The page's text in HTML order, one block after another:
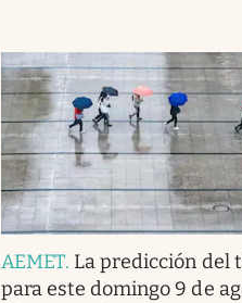
AEMET. La predicción del
para este domingo 9 de